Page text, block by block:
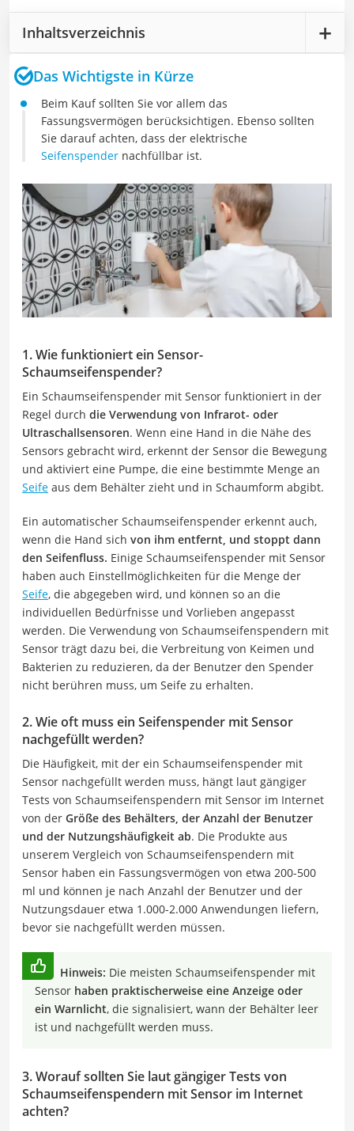
Inhaltsverzeichnis
Das Wichtigste in Kürze
Beim Kauf sollten Sie vor allem das
Fassungsvermögen berücksichtigen. Ebenso sollten
Sie darauf achten, dass der elektrische
Seifenspender nachfüllbar ist.
1. Wie funktioniert ein Sensor-
Schaumseifenspender?
Ein Schaumseifenspender mit Sensor funktioniert in der
Regel durch die Verwendung von Infrarot- oder
Ultraschallsensoren. Wenn eine Hand in die Nähe des
Sensors gebracht wird, erkennt der Sensor die Bewegung
und aktiviert eine Pumpe, die eine bestimmte Menge an
Seife aus dem Behälter zieht und in Schaumform abgibt.
Ein automatischer Schaumseifenspender erkennt auch,
wenn die Hand sich von ihm entfernt, und stoppt dann
den Seifenfluss. Einige Schaumseifenspender mit Sensor
haben auch Einstellmöglichkeiten für die Menge der
Seife, die abgegeben wird, und können so an die
individuellen Bedürfnisse und Vorlieben angepasst
werden. Die Verwendung von Schaumseifenspendern mit
Sensor trägt dazu bei, die Verbreitung von Keimen und
Bakterien zu reduzieren, da der Benutzer den Spender
nicht berühren muss, um Seife zu erhalten.
2. Wie oft muss ein Seifenspender mit Sensor
nachgefüllt werden?
Die Häufigkeit, mit der ein Schaumseifenspender mit
Sensor nachgefüllt werden muss, hängt laut gängiger
Tests von Schaumseifenspendern mit Sensor im Internet
von der Größe des Behälters, der Anzahl der Benutzer
und der Nutzungshäufigkeit ab. Die Produkte aus
unserem Vergleich von Schaumseifenspendern mit
Sensor haben ein Fassungsvermögen von etwa 200-500
ml und können je nach Anzahl der Benutzer und der
Nutzungsdauer etwa 1.000-2.000 Anwendungen liefern,
bevor sie nachgefüllt werden müssen.
Hinweis: Die meisten Schaumseifenspender mit
Sensor haben praktischerweise eine Anzeige oder
ein Warnlicht, die signalisiert, wann der Behälter leer
ist und nachgefüllt werden muss.
3. Worauf sollten Sie laut gängiger Tests von
Schaumseifenspendern mit Sensor im Internet
achten?